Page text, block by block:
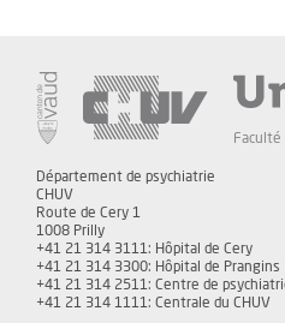
Faculté
Département de psychiatrie
CHUV
Route de Cery 1
1008 Prilly
+41 21 314 3111: Hôpital de Cery
+41 21 314 3300: Hôpital de Prangins
+41 21 314 2511: Centre de
+41 21 314 1111: Centrale du CHUV